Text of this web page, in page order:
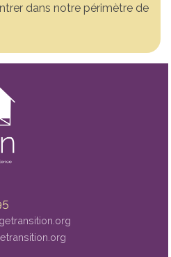
dans notre périmètre de